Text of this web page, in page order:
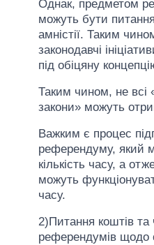
Однак, предметом
можуть бути
амністії. Таким
законодавчі
під обіцяну
Таким чином, не всі
закони» можуть
Важким є процес
референдуму, який
кількість часу, а
можуть
часу.
2)Питання коштів та
референдумів щодо